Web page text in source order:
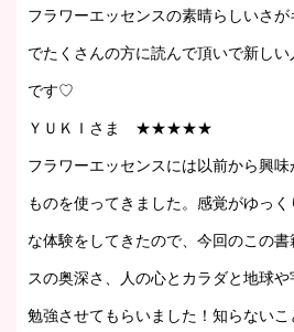
フラワーエッセンスの素晴らしいさ
でたくさんの方に読んで頂いで新し
です♡
ＹＵＫＩさま ★★★★★
フラワーエッセンスには以前から興
ものを使ってきました。感覚がゆっ
な体験をしてきたので、今回のこの
スの奥深さ、人の心とカラダと地球
勉強させてもらいました！知らない